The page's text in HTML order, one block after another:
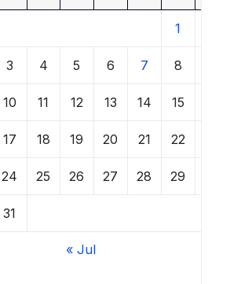
1
3 4 5 6 7 8
10 11 12 13 14 15
17 18 19 20 21 22
24 25 26 27 28 29
31
« Jul